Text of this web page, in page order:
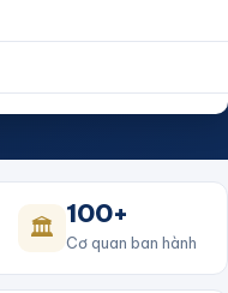
🏛️ 100+
Cơ quan ban hành